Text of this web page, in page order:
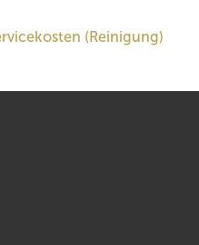
(Reinigung)